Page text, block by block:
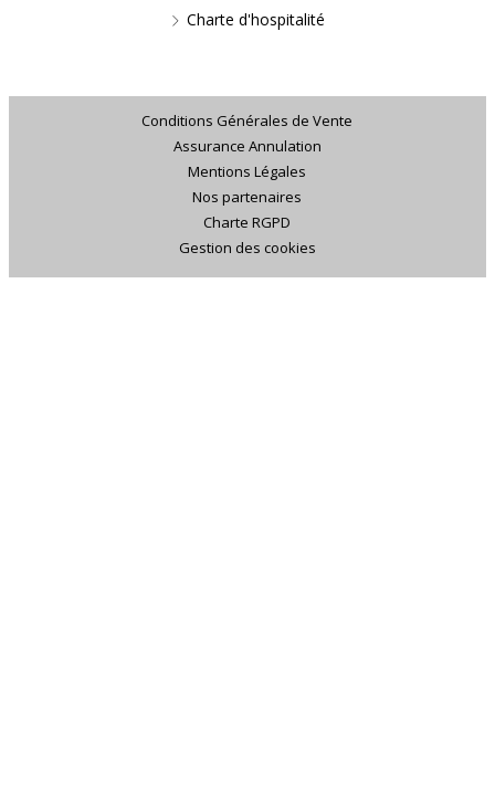
Charte d'hospitalité
Conditions Générales de Vente
Assurance Annulation
Mentions Légales
Nos partenaires
Charte RGPD
Gestion des cookies